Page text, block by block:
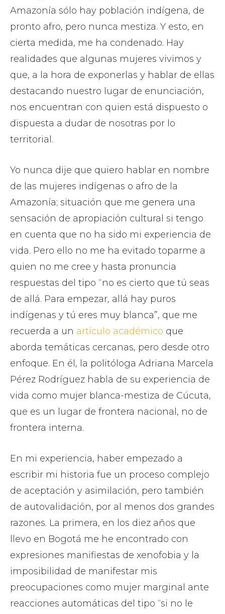
Amazonía sólo hay población indígena, de
pronto afro, pero nunca mestiza. Y esto, en
cierta medida, me ha condenado. Hay
realidades que algunas mujeres vivimos y
que, a la hora de exponerlas y hablar de ellas
destacando nuestro lugar de enunciación,
nos encuentran con quien está dispuesto o
dispuesta a dudar de nosotras por lo
territorial.
Yo nunca dije que quiero hablar en nombre
de las mujeres indígenas o afro de la
Amazonía; situación que me genera una
sensación de apropiación cultural si tengo
en cuenta que no ha sido mi experiencia de
vida. Pero ello no me ha evitado toparme a
quien no me cree y hasta pronuncia
respuestas del tipo “no es cierto que tú seas
de allá. Para empezar, allá hay puros
indígenas y tú eres muy blanca”, que me
recuerda a un artículo académico que
aborda temáticas cercanas, pero desde otro
enfoque. En él, la politóloga Adriana Marcela
Pérez Rodríguez habla de su experiencia de
vida como mujer blanca-mestiza de Cúcuta,
que es un lugar de frontera nacional, no de
frontera interna.
En mi experiencia, haber empezado a
escribir mi historia fue un proceso complejo
de aceptación y asimilación, pero también
de autovalidación, por al menos dos grandes
razones. La primera, en los diez años que
llevo en Bogotá me he encontrado con
expresiones manifiestas de xenofobia y la
imposibilidad de manifestar mis
preocupaciones como mujer marginal ante
reacciones automáticas del tipo “si no le